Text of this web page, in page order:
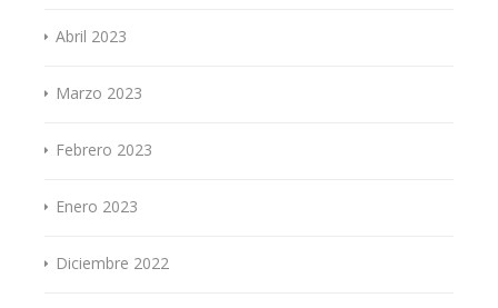
Abril 2023
Marzo 2023
Febrero 2023
Enero 2023
Diciembre 2022